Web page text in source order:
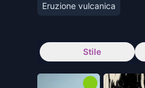
Eruzione vulcanica
Stile